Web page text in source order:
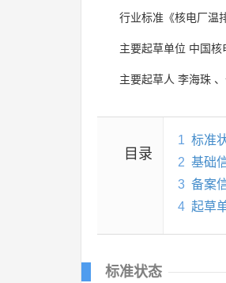
行业标准《核电厂温
主要起草单位 中国核
主要起草人 李海珠 、
目录
1 标准
2 基础
3 备案
4 起草
标准状态